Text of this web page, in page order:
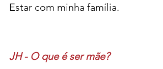
Estar com minha família.
JH - O que é ser mãe?